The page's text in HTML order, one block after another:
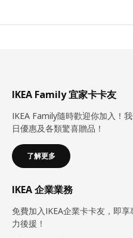
IKEA Family 宜家卡卡友
IKEA Family隨時歡迎你加入！
日優惠及各類驚喜贈品！
了解更多
IKEA 企業業務
免費加入IKEA企業卡卡友，即
力後援！